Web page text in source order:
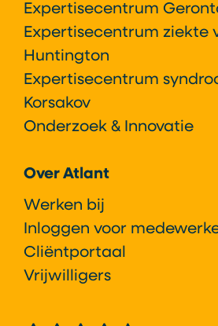
Expertisecentrum
Expertisecentrum ziekte
Huntington
Expertisecentrum
Korsakov
Onderzoek & Innovatie
Over Atlant
Werken bij
Inloggen voor
Cliëntportaal
Vrijwilligers